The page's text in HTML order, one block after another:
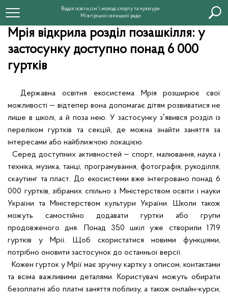
Відділ освіти,сім'ї,молоді,спорту та культури
Міжгірської селищної ради
Мрія відкрила розділ позашкілля: у
застосунку доступно понад 6 000
гуртків
Державна освітня екосистема Мрія розширює свої
можливості — відтепер вона допомагає дітям розвиватися не
лише в школі, а й поза нею. У застосунку зʼявився розділ із
переліком гуртків та секцій, де можна знайти заняття за
інтересами або найближчою локацією.
Серед доступних активностей — спорт, малювання, наука і
техніка, музика, танці, програмування, фотографія, рукоділля,
скаутинг та пласт. До екосистеми вже інтегровано понад 6
000 гуртків, зібраних спільно з Міністерством освіти і науки
України та Міністерством культури України. Школи також
можуть самостійно додавати гуртки або групи
продовженого дня. Понад 350 шкіл уже створили 1719
гуртків у Мрії. Щоб скористатися новими функціями,
потрібно оновити застосунок до останньої версії.
Кожен гурток у Мрії має зручну картку з описом, контактами
та всіма важливими деталями. Користувачі можуть обирати
безоплатні або платні заняття поблизу, а також онлайн-курси,